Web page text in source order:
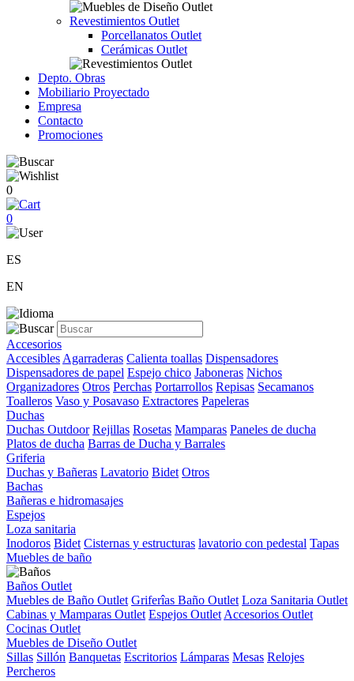
Revestimientos Outlet
Porcellanatos Outlet
Cerámicas Outlet
Depto. Obras
Mobiliario Proyectado
Empresa
Contacto
Promociones
0
0
ES
EN
Accesorios
Accesibles Agarraderas Calienta toallas Dispensadores
Dispensadores de papel Espejo chico Jaboneras Nichos
Organizadores Otros Perchas Portarrollos Repisas Secamanos
Toalleros Vaso y Posavaso Extractores Papeleras
Duchas
Duchas Outdoor Rejillas Rosetas Mamparas Paneles de ducha
Platos de ducha Barras de Ducha y Barrales
Griferia
Duchas y Bañeras Lavatorio Bidet Otros
Bachas
Bañeras e hidromasajes
Espejos
Loza sanitaria
Inodoros Bidet Cisternas y estructuras lavatorio con pedestal Tapas
Muebles de baño
Baños Outlet
Muebles de Baño Outlet Griferîas Baño Outlet Loza Sanitaria Outlet
Cabinas y Mamparas Outlet Espejos Outlet Accesorios Outlet
Cocinas Outlet
Muebles de Diseño Outlet
Sillas Sillón Banquetas Escritorios Lámparas Mesas Relojes
Percheros